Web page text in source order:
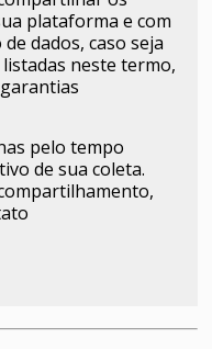
plataforma e com
dados, caso seja
neste termo,
pelo tempo
de sua coleta.